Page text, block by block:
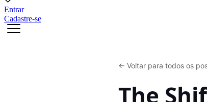
Entrar
Cadastre-se
← Voltar para todos os
The